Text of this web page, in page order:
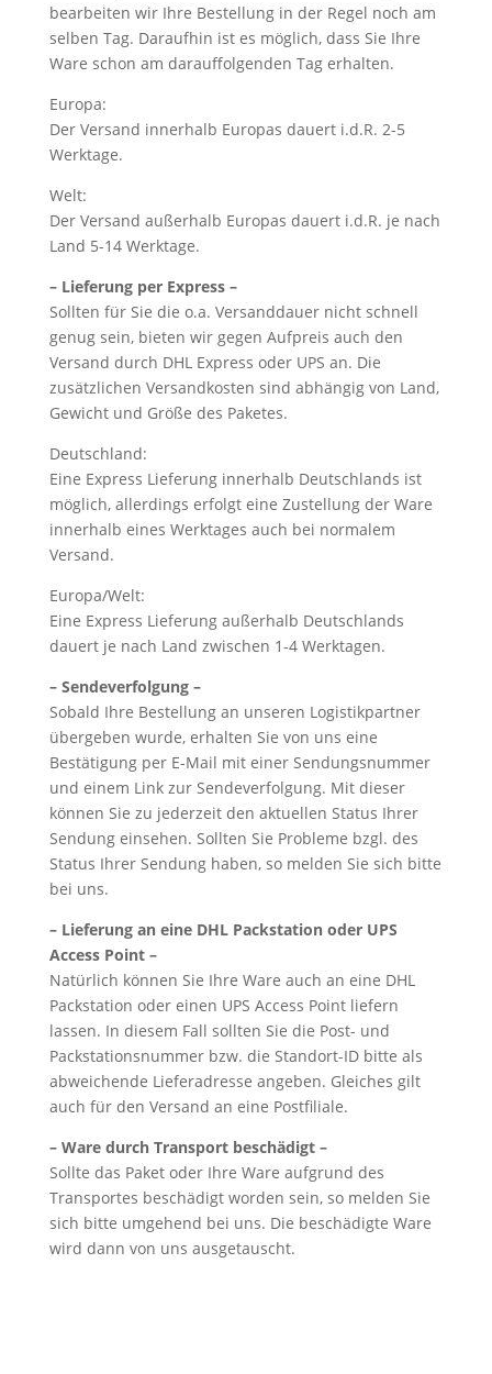
bearbeiten wir Ihre Bestellung in der Regel noch am
selben Tag. Daraufhin ist es möglich, dass Sie Ihre
Ware schon am darauffolgenden Tag erhalten.
Europa:
Der Versand innerhalb Europas dauert i.d.R. 2-5
Werktage.
Welt:
Der Versand außerhalb Europas dauert i.d.R. je nach
Land 5-14 Werktage.
– Lieferung per Express –
Sollten für Sie die o.a. Versanddauer nicht schnell
genug sein, bieten wir gegen Aufpreis auch den
Versand durch DHL Express oder UPS an. Die
zusätzlichen Versandkosten sind abhängig von Land,
Gewicht und Größe des Paketes.
Deutschland:
Eine Express Lieferung innerhalb Deutschlands ist
möglich, allerdings erfolgt eine Zustellung der Ware
innerhalb eines Werktages auch bei normalem
Versand.
Europa/Welt:
Eine Express Lieferung außerhalb Deutschlands
dauert je nach Land zwischen 1-4 Werktagen.
– Sendeverfolgung –
Sobald Ihre Bestellung an unseren Logistikpartner
übergeben wurde, erhalten Sie von uns eine
Bestätigung per E-Mail mit einer Sendungsnummer
und einem Link zur Sendeverfolgung. Mit dieser
können Sie zu jederzeit den aktuellen Status Ihrer
Sendung einsehen. Sollten Sie Probleme bzgl. des
Status Ihrer Sendung haben, so melden Sie sich bitte
bei uns.
– Lieferung an eine DHL Packstation oder UPS
Access Point –
Natürlich können Sie Ihre Ware auch an eine DHL
Packstation oder einen UPS Access Point liefern
lassen. In diesem Fall sollten Sie die Post- und
Packstationsnummer bzw. die Standort-ID bitte als
abweichende Lieferadresse angeben. Gleiches gilt
auch für den Versand an eine Postfiliale.
– Ware durch Transport beschädigt –
Sollte das Paket oder Ihre Ware aufgrund des
Transportes beschädigt worden sein, so melden Sie
sich bitte umgehend bei uns. Die beschädigte Ware
wird dann von uns ausgetauscht.